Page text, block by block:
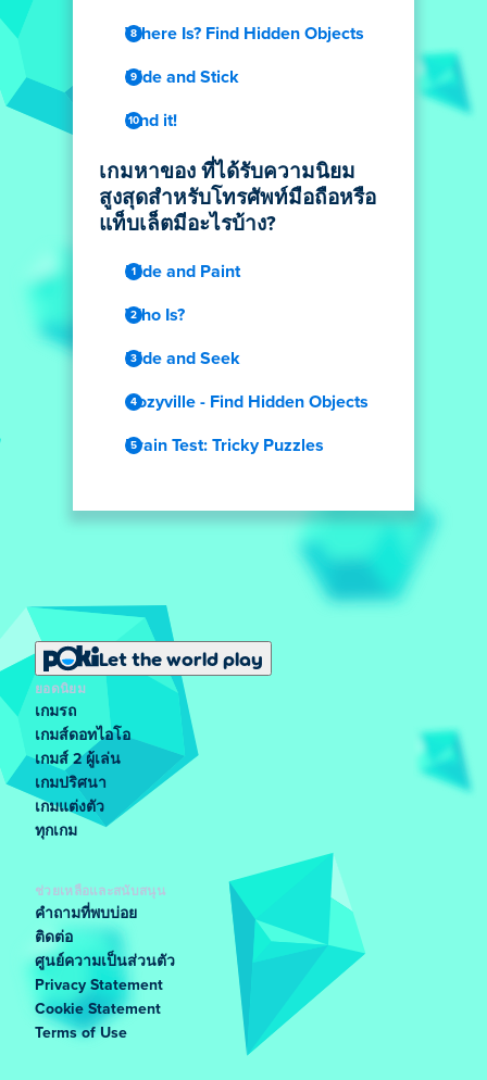
Where Is? Find Hidden Objects
Hide and Stick
Find it!
เกมหาของ ที่ได้รับความนิยม
สูงสุดสำหรับโทรศัพท์มือถือหรือ
แท็บเล็ตมีอะไรบ้าง?
Hide and Paint
Who Is?
Hide and Seek
Cozyville - Find Hidden Objects
Brain Test: Tricky Puzzles
Let the world play
ยอดนิยม
เกมรถ
เกมส์ดอทไอโอ
เกมส์ 2 ผู้เล่น
เกมปริศนา
เกมแต่งตัว
ทุกเกม
ช่วยเหลือและสนับสนุน
คำถามที่พบบ่อย
ติดต่อ
ศูนย์ความเป็นส่วนตัว
Privacy Statement
Cookie Statement
Terms of Use